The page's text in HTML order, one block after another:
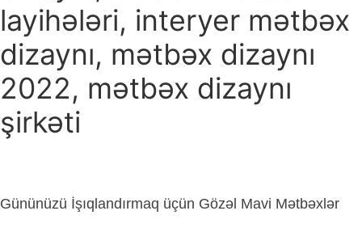
layihələri, interyer mətbəx
dizaynı, mətbəx dizaynı
2022, mətbəx dizaynı
şirkəti
Gününüzü İşıqlandırmaq üçün Gözəl Mavi Mətbəxlər